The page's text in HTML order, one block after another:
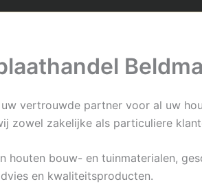
vertrouwde partner voor al uw
zowel zakelijke als particuliere
houten bouw- en tuinmaterialen,
en kwaliteitsproducten.